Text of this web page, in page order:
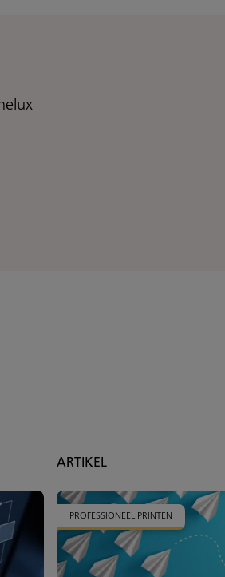
ARTIKEL
PROFESSIONEEL PRINTEN